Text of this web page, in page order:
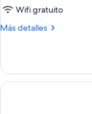
Wifi gratuito
Más detalles
Más